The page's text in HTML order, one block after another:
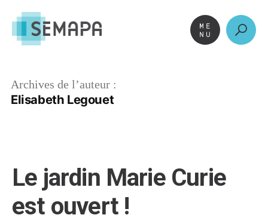
contenu
Archives de l’auteur :
Elisabeth Legouet
Le jardin Marie Curie
est ouvert !